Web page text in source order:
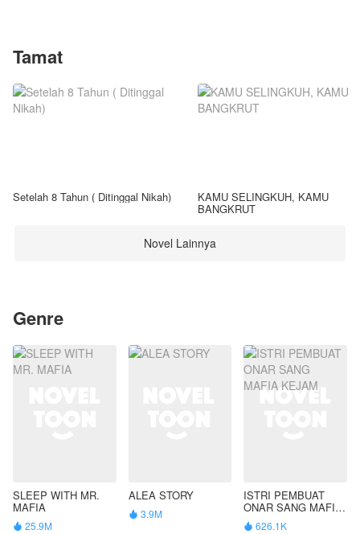
Tamat
Setelah 8 Tahun ( Ditinggal Nikah) KAMU SELINGKUH, KAMU
BANGKRUT
Novel Lainnya
Genre
SLEEP WITH MR.
MAFIA
 25.9M
ALEA STORY
 3.9M
ISTRI PEMBUAT
ONAR SANG MAFIA
KEJAM
 626.1K